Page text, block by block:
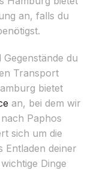
an, falls du
du
Transport
bietet
an, bei dem wir
Paphos
sich um die
Entladen deiner
Dinge